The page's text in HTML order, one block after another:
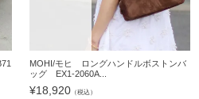
MOHI/モヒ ロングハンドルボストンバ
ッグ EX1-2060A...
¥18,920 （税込）